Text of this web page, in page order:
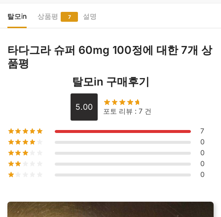
퍼
60mg
정
수
탈모in 상품평 7 설명
타다그라 슈퍼 60mg 100정에 대한 7개 상
품평
탈모in 구매후기
5.00 포토 리뷰 : 7 건
7
0
0
0
0